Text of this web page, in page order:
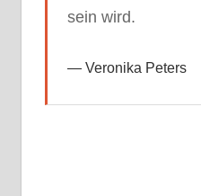
sein wird.
Veronika Peters